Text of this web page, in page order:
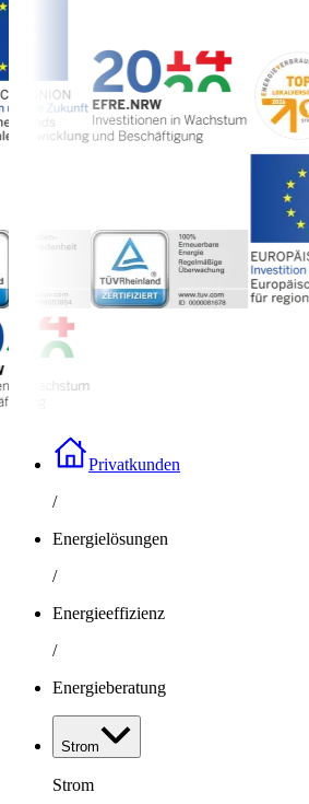
Privatkunden
/
Energielösungen
/
Energieeffizienz
/
Energieberatung
Strom
Strom